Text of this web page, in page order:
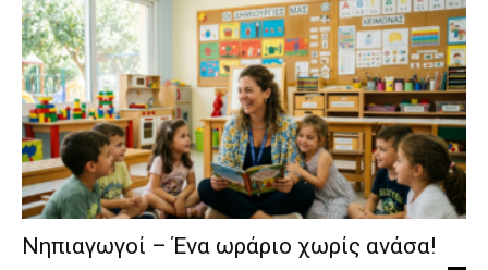
Νηπιαγωγοί – Ένα ωράριο χωρίς ανάσα!